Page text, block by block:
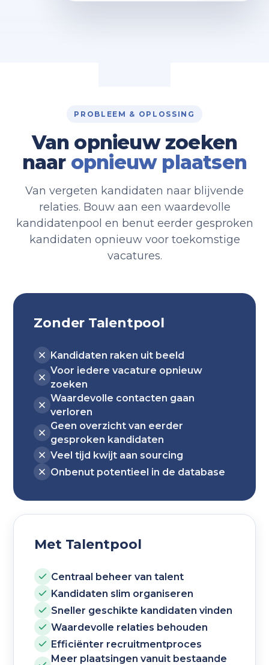
PROBLEEM & OPLOSSING
Van opnieuw zoeken
naar opnieuw plaatsen
Van vergeten kandidaten naar blijvende
relaties. Bouw aan een waardevolle
kandidatenpool en benut eerder gesproken
kandidaten opnieuw voor toekomstige
vacatures.
Zonder Talentpool
Kandidaten raken uit beeld
Voor iedere vacature opnieuw
zoeken
Waardevolle contacten gaan
verloren
Geen overzicht van eerder
gesproken kandidaten
Veel tijd kwijt aan sourcing
Onbenut potentieel in de database
Met Talentpool
Centraal beheer van talent
Kandidaten slim organiseren
Sneller geschikte kandidaten vinden
Waardevolle relaties behouden
Efficiënter recruitmentproces
Meer plaatsingen vanuit bestaande